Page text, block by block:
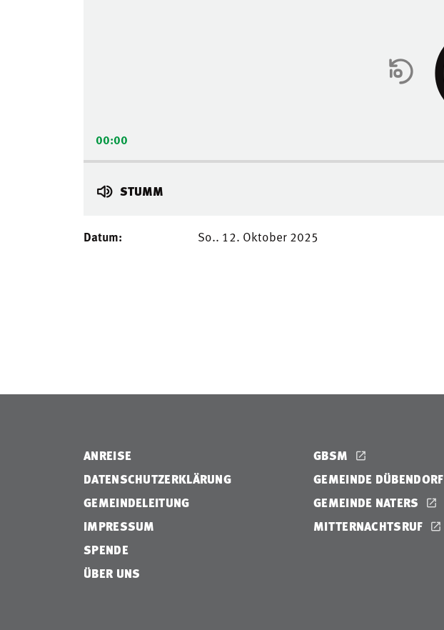
00:00
STUMM
Datum: So.. 12. Oktober 2025
ANREISE
DATENSCHUTZERKLÄRUNG
GEMEINDELEITUNG
IMPRESSUM
SPENDE
ÜBER UNS
GBSM
GEMEINDE DÜBENDORF
GEMEINDE NATERS
MITTERNACHTSRUF